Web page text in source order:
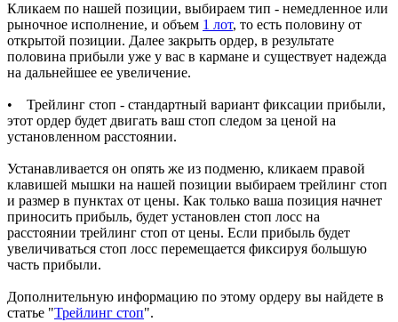
Кликаем по нашей позиции, выбираем тип - немедленное или
рыночное исполнение, и объем 1 лот, то есть половину от
открытой позиции. Далее закрыть ордер, в результате
половина прибыли уже у вас в кармане и существует надежда
на дальнейшее ее увеличение.
• Трейлинг стоп - стандартный вариант фиксации прибыли,
этот ордер будет двигать ваш стоп следом за ценой на
установленном расстоянии.
Устанавливается он опять же из подменю, кликаем правой
клавишей мышки на нашей позиции выбираем трейлинг стоп
и размер в пунктах от цены. Как только ваша позиция начнет
приносить прибыль, будет установлен стоп лосс на
расстоянии трейлинг стоп от цены. Если прибыль будет
увеличиваться стоп лосс перемещается фиксируя большую
часть прибыли.
Дополнительную информацию по этому ордеру вы найдете в
статье "Трейлинг стоп".